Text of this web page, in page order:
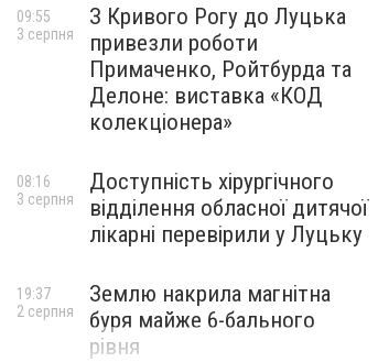
З Кривого Рогу до Луцька
привезли роботи
Примаченко, Ройтбурда та
Делоне: виставка «КОД
колекціонера»
09:55
3 серпня
Доступність хірургічного
відділення обласної дитячої
лікарні перевірили у Луцьку
08:16
3 серпня
Землю накрила магнітна
буря майже 6-бального
рівня
19:37
2 серпня